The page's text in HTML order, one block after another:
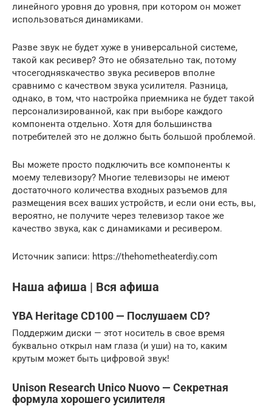
линейного уровня до уровня, при котором он может
использоваться динамиками.
Разве звук не будет хуже в универсальной системе,
такой как ресивер? Это не обязательно так, потому
чтосегодняsкачество звука ресиверов вполне
сравнимо с качеством звука усилителя. Разница,
однако, в том, что настройка приемника не будет такой
персонализированной, как при выборе каждого
компонента отдельно. Хотя для большинства
потребителей это не должно быть большой проблемой.
Вы можете просто подключить все компоненты к
моему телевизору? Многие телевизоры не имеют
достаточного количества входных разъемов для
размещения всех ваших устройств, и если они есть, вы,
вероятно, не получите через телевизор такое же
качество звука, как с динамиками и ресивером.
Источник записи: https://thehometheaterdiy.com
Наша афиша | Вся афиша
YBA Heritage CD100 — Послушаем CD?
Поддержим диски — этот носитель в свое время
буквально открыл нам глаза (и уши) на то, каким
крутым может быть цифровой звук!
Unison Research Unico Nuovo — Секретная
формула хорошего усилителя